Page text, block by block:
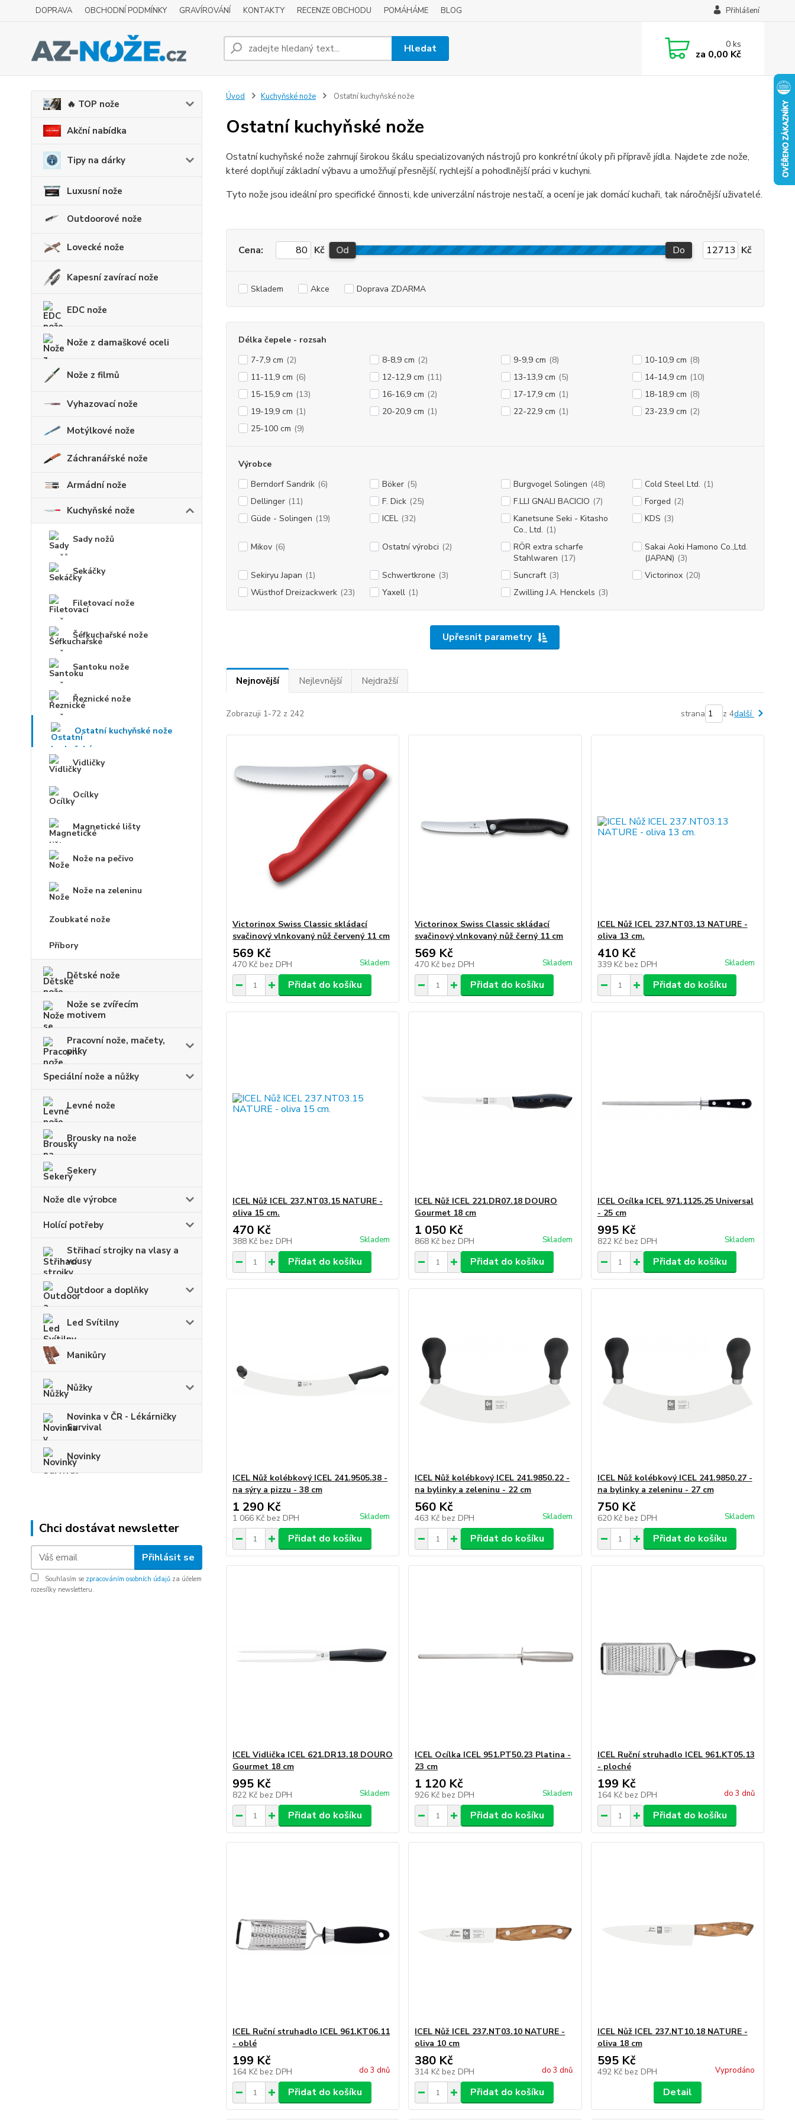
DOPRAVA OBCHODNÍ PODMÍNKY GRAVÍROVÁNÍ KONTAKTY RECENZE OBCHODU POMÁHÁME BLOG Přihlášení
Hledat 0ks
za 0,00 Kč
🔥 TOP nože
Akční nabídka
Tipy na dárky
Luxusní nože
Outdoorové nože
Lovecké nože
Kapesní zavírací nože
EDC nože
Nože z damaškové oceli
Nože z filmů
Vyhazovací nože
Motýlkové nože
Záchranářské nože
Armádní nože
Kuchyňské nože
Sady nožů
Sekáčky
Filetovací nože
Šéfkuchařské nože
Santoku nože
Řeznické nože
Ostatní kuchyňské nože
Vidličky
Ocílky
Magnetické lišty
Nože na pečivo
Nože na zeleninu
Zoubkaté nože
Příbory
Dětské nože
Nože se zvířecím
motivem
Pracovní nože, mačety,
pilky
Speciální nože a nůžky
Levné nože
Brousky na nože
Sekery
Nože dle výrobce
Holící potřeby
Střihací strojky na vlasy a
vousy
Outdoor a doplňky
Led Svítilny
Manikůry
Nůžky
Novinka v ČR - Lékárničky
Survival
Novinky
Chci dostávat newsletter
Přihlásit se
Souhlasím se zpracováním osobních údajů za účelem
rozesílky newsletteru.
Úvod Kuchyňské nože Ostatní kuchyňské nože
Ostatní kuchyňské nože
Ostatní kuchyňské nože zahrnují širokou škálu specializovaných nástrojů pro konkrétní úkoly při přípravě jídla. Najdete zde nože,
které doplňují základní výbavu a umožňují přesnější, rychlejší a pohodlnější práci v kuchyni.
Tyto nože jsou ideální pro specifické činnosti, kde univerzální nástroje nestačí, a ocení je jak domácí kuchaři, tak náročnější uživatelé.
Upřesnit parametry
Cena: Kč Od Do Kč
Skladem Akce Doprava ZDARMA
Délka čepele - rozsah
7-7,9 cm (2) 8-8,9 cm (2) 9-9,9 cm (8) 10-10,9 cm (8)
11-11,9 cm (6) 12-12,9 cm (11) 13-13,9 cm (5) 14-14,9 cm (10)
15-15,9 cm (13) 16-16,9 cm (2) 17-17,9 cm (1) 18-18,9 cm (8)
19-19,9 cm (1) 20-20,9 cm (1) 22-22,9 cm (1) 23-23,9 cm (2)
25-100 cm (9)
Výrobce
Berndorf Sandrik (6) Böker (5) Burgvogel Solingen (48) Cold Steel Ltd. (1)
Dellinger (11) F. Dick (25) F.LLI GNALI BACICIO (7) Forged (2)
Güde - Solingen (19) ICEL (32)
Kanetsune Seki - Kitasho
Co., Ltd. (1)
KDS (3)
Mikov (6) Ostatní výrobci (2)
RÖR extra scharfe
Stahlwaren (17)
Sakai Aoki Hamono Co.,Ltd.
(JAPAN) (3)
Sekiryu Japan (1) Schwertkrone (3) Suncraft (3) Victorinox (20)
Wüsthof Dreizackwerk (23) Yaxell (1) Zwilling J.A. Henckels (3)
Nejnovější Nejlevnější Nejdražší
Zobrazuji 1-72 z 242 strana z 4další
Victorinox Swiss Classic skládací
svačinový vlnkovaný nůž červený 11 cm
569 Kč
470 Kč bez DPH Skladem
Přidat do košíku
Victorinox Swiss Classic skládací
svačinový vlnkovaný nůž černý 11 cm
569 Kč
470 Kč bez DPH Skladem
Přidat do košíku
ICEL Nůž ICEL 237.NT03.13 NATURE -
oliva 13 cm.
410 Kč
339 Kč bez DPH Skladem
Přidat do košíku
ICEL Nůž ICEL 237.NT03.15 NATURE -
oliva 15 cm.
470 Kč
388 Kč bez DPH Skladem
Přidat do košíku
ICEL Nůž ICEL 221.DR07.18 DOURO
Gourmet 18 cm
1 050 Kč
868 Kč bez DPH Skladem
Přidat do košíku
ICEL Ocílka ICEL 971.1125.25 Universal
- 25 cm
995 Kč
822 Kč bez DPH Skladem
Přidat do košíku
ICEL Nůž kolébkový ICEL 241.9505.38 -
na sýry a pizzu - 38 cm
1 290 Kč
1 066 Kč bez DPH Skladem
Přidat do košíku
ICEL Nůž kolébkový ICEL 241.9850.22 -
na bylinky a zeleninu - 22 cm
560 Kč
463 Kč bez DPH Skladem
Přidat do košíku
ICEL Nůž kolébkový ICEL 241.9850.27 -
na bylinky a zeleninu - 27 cm
750 Kč
620 Kč bez DPH Skladem
Přidat do košíku
ICEL Vidlička ICEL 621.DR13.18 DOURO
Gourmet 18 cm
995 Kč
822 Kč bez DPH Skladem
Přidat do košíku
ICEL Ocílka ICEL 951.PT50.23 Platina -
23 cm
1 120 Kč
926 Kč bez DPH Skladem
Přidat do košíku
ICEL Ruční struhadlo ICEL 961.KT05.13
- ploché
199 Kč
164 Kč bez DPH do 3 dnů
Přidat do košíku
ICEL Ruční struhadlo ICEL 961.KT06.11
- oblé
199 Kč
164 Kč bez DPH do 3 dnů
Přidat do košíku
ICEL Nůž ICEL 237.NT03.10 NATURE -
oliva 10 cm
380 Kč
314 Kč bez DPH do 3 dnů
Přidat do košíku
ICEL Nůž ICEL 237.NT10.18 NATURE -
oliva 18 cm
595 Kč
492 Kč bez DPH Vyprodáno
Detail